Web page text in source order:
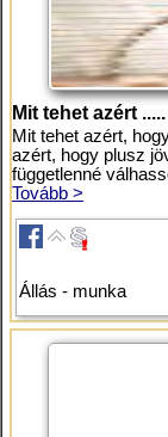
Mit tehet azért .....
Mit tehet azért,
azért, hogy plusz
függetlenné
Tovább >
Állás - munka